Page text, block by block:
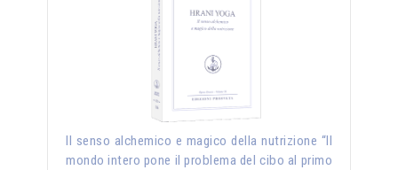
Il senso alchemico e magico della nutrizione “Il
mondo intero pone il problema del cibo al primo